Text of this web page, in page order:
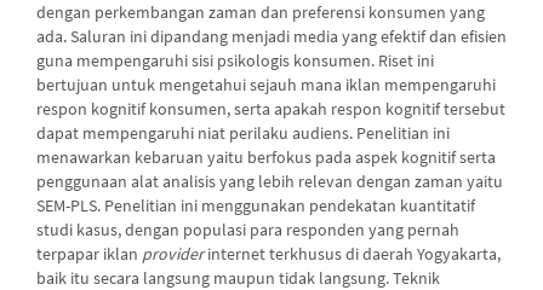
dengan perkembangan zaman dan preferensi konsumen yang
ada. Saluran ini dipandang menjadi media yang efektif dan efisien
guna mempengaruhi sisi psikologis konsumen. Riset ini
bertujuan untuk mengetahui sejauh mana iklan mempengaruhi
respon kognitif konsumen, serta apakah respon kognitif tersebut
dapat mempengaruhi niat perilaku audiens. Penelitian ini
menawarkan kebaruan yaitu berfokus pada aspek kognitif serta
penggunaan alat analisis yang lebih relevan dengan zaman yaitu
SEM-PLS. Penelitian ini menggunakan pendekatan kuantitatif
studi kasus, dengan populasi para responden yang pernah
terpapar iklan providerinternet terkhusus di daerah Yogyakarta,
baik itu secara langsung maupun tidak langsung. Teknik